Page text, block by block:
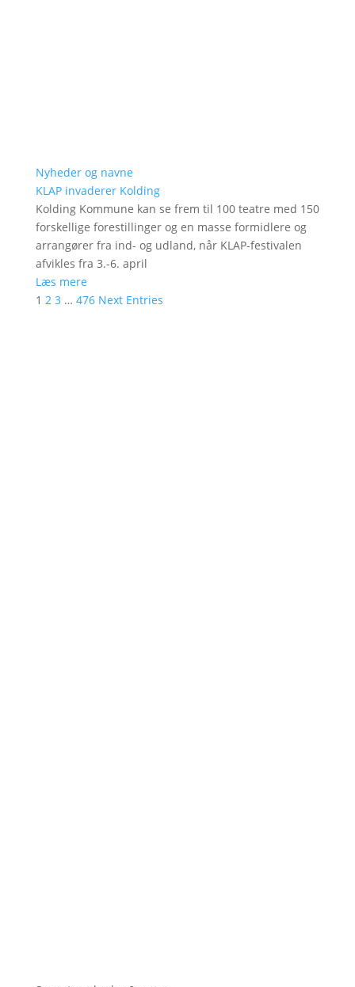
Nyheder og navne
KLAP invaderer Kolding
Kolding Kommune kan se frem til 100 teatre med 150
forskellige forestillinger og en masse formidlere og
arrangører fra ind- og udland, når KLAP-festivalen
afvikles fra 3.-6. april
Læs mere
1 2 3 … 476 Next Entries